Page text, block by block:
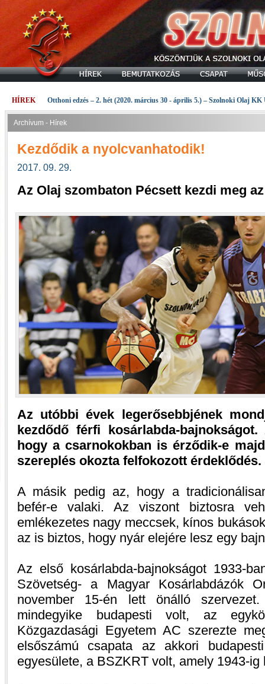
HÍREK Otthoni edzés – 2. hét (2020. március 30 - április 5.) – Szolnoki Olaj KK
Archívum - Hírek
Kezdődik a nyolcvanhatodik!
2017. 09. 29.
Az Olaj szombaton Pécsett kezdi meg
Az utóbbi évek legerősebbjének
kezdődő férfi kosárlabda-
hogy a csarnokokban is érződik-e
szereplés okozta felfokozott érdeklődés.
A másik pedig az, hogy a
befér-e valaki. Az viszont biztosra
emlékezetes nagy meccsek, kínos
az is biztos, hogy nyár elejére lesz egy
Az első kosárlabda-bajnokságot 1933-
Szövetség- a Magyar Kosárlabdázók
november 15-én lett önálló
mindegyike budapesti volt, az
Közgazdasági Egyetem AC szerezte
elsőszámú csapata az akkori
egyesülete, a BSZKRT volt, amely 1943-